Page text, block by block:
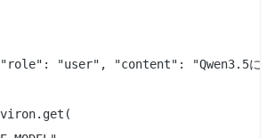
"user", "content": "Qwen3.5につ